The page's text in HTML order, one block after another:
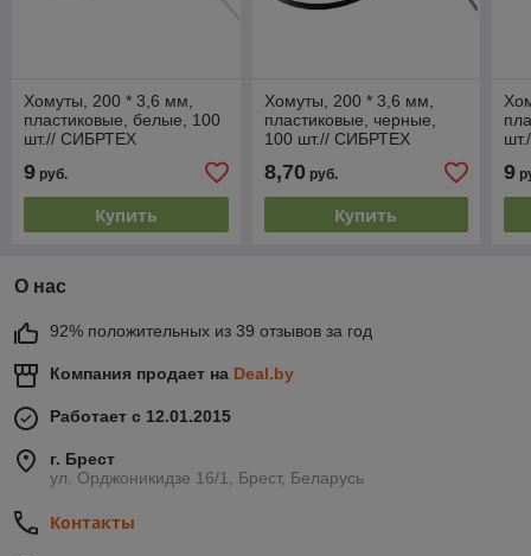
Хомуты, 200 * 3,6 мм,
пластиковые, белые, 100
шт.// СИБРТЕХ
9 руб.
Купить
Хомуты, 200 * 3,6 мм,
пластиковые, черные,
100 шт.// СИБРТЕХ
8,70руб.
Купить
9
О нас
92% положительных из 39 отзывов за год
Компания продает на Deal.by
Работает с 12.01.2015
г. Брест
ул. Орджоникидзе 16/1, Брест, Беларусь
Контакты